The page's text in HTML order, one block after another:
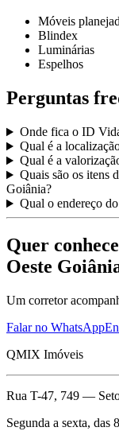
Móveis
Blindex
Luminárias
Espelhos
Perguntas
Onde fica o ID
Qual é a
Qual é a
Quais são os itens
Goiânia?
Qual o endereço
Quer
Oeste
Um corretor
Falar no WhatsApp
QMIX Imóveis
Rua T-47, 749 —
Segunda a sexta, das